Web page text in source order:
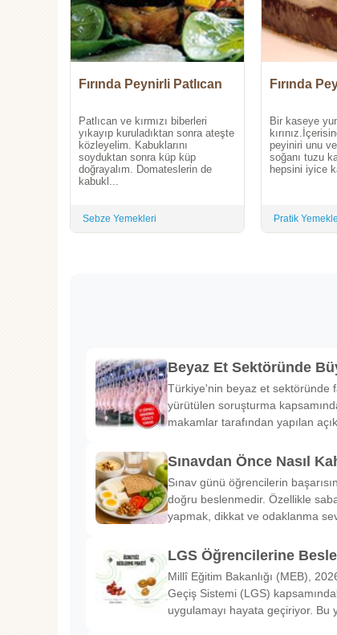
Fırında Peynirli Patlıcan
Patlıcan ve kırmızı biberleri
yıkayıp kuruladıktan sonra ateşte
közleyelim. Kabuklarını
soyduktan sonra küp küp
doğrayalım. Domateslerin de
kabukl...
Sebze Yemekleri
Fırında
Bir kaseye
peyiniri unu
soğanı tuzu
hepsini iyice
Pratik
Beyaz Et Sektöründe
Türkiye'nin beyaz et sektöründe
yürütülen soruşturma
makamlar tarafından yapılan
Sınavdan Önce Nasıl
Sınav günü öğrencilerin
doğru beslenmedir. Özellikle
yapmak, dikkat ve odaklanma
LGS Öğrencilerine
Millî Eğitim Bakanlığı (MEB),
Geçiş Sistemi (LGS)
uygulamayı hayata geçiriyor. Bu